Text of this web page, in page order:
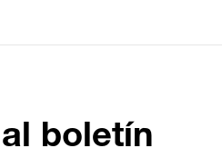
boletín